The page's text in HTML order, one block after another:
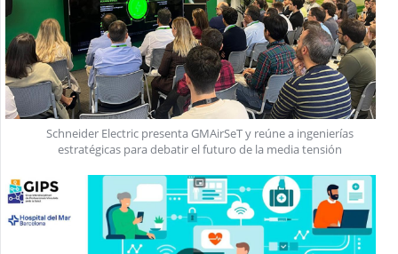
Schneider Electric presenta GMAirSeT y reúne a ingenierías
estratégicas para debatir el futuro de la media tensión